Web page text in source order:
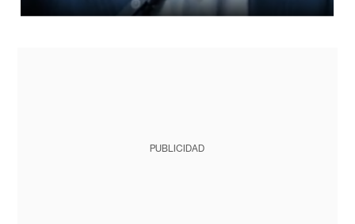
PUBLICIDAD